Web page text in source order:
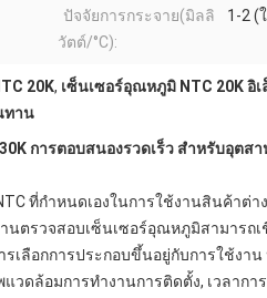
ปัจจัยการกระจาย(มิลลิ
วัตต์/°C):
1-2 (
20K, เซ็นเซอร์อุณหภูมิ NTC 20K อิ
ทาน
การตอบสนองรวดเร็ว สําหรับอุตส
ที่กําหนดเองในการใช้งานสินค้าต่า
ตรวจสอบเซ็นเซอร์อุณหภูมิสามารถเ
เลือกการประกอบขึ้นอยู่กับการใช้งา
ดล้อมการทํางานการติดตั้ง, เวลาก